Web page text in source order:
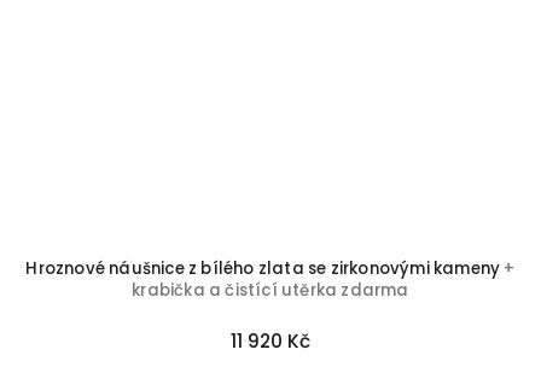
Hroznové náušnice z bílého zlata se zirkonovými kameny +
krabička a čistící utěrka zdarma
11 920 Kč